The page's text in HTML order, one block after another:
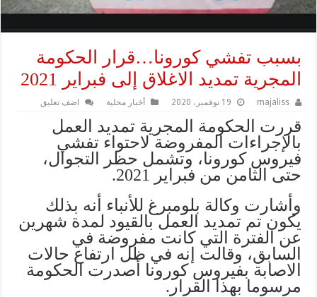
بسبب تفشي كورونا…قرار الحكومة
المجرية تمديد الاغلاق إلى فبراير 2021‎
majaliss 19 نوفمبر، 2020 أخبار محلية اضف تعليق
قررت الحكومة المجرية تمديد العمل
بالإجراءات المفروضة لاحتواء تفشي
فيروس كورونا، وتشمل حظر التجوال،
حتى الثامن من فبراير 2021.
وأشارت وكالة بلومبرغ للأنباء أنه بذلك
يكون تم تمديد العمل بالقيود لمدة شهرين
عن الفترة التي كانت مفروضة في
السابق، وقالت إنه في ظل ارتفاع حالات
الاصابة بفيروس كورونا أصدرت الحكومة
مرسوما بهذا القرار.